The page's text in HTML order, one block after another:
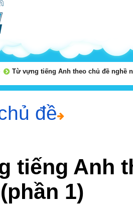
Từ vựng tiếng Anh theo chủ đề nghề
đề
tiếng Anh
1)